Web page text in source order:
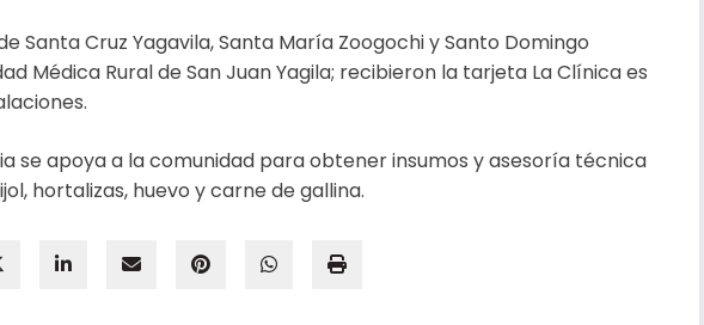
Santa Cruz Yagavila, Santa María Zoogochi y Santo Domingo
Médica Rural de San Juan Yagila; recibieron la tarjeta La Clínica es
se apoya a la comunidad para obtener insumos y asesoría técnica
hortalizas, huevo y carne de gallina.